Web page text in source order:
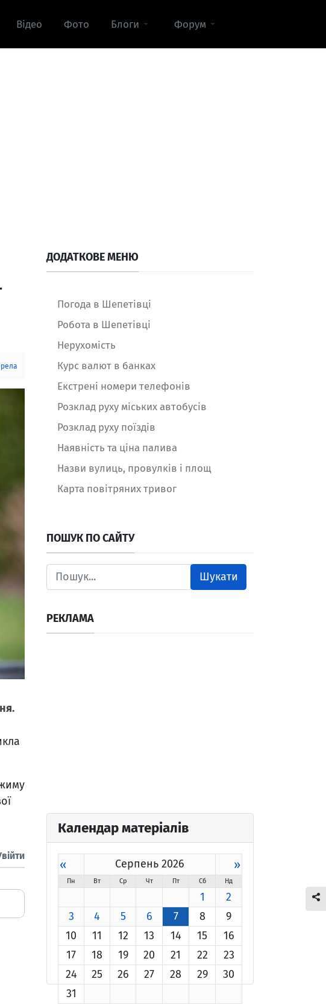
Відео Фото Блоги Форум
ДОДАТКОВЕ МЕНЮ
Погода в Шепетівці
Робота в Шепетівці
Нерухомість
Курс валют в банках
Екстрені номери телефонів
Розклад руху міських автобусів
Розклад руху поїздів
Наявність та ціна палива
Назви вулиць, провулків і площ
Карта повітряних тривог
ПОШУК ПО САЙТУ
Шукати
РЕКЛАМА
Календар матеріалів
« Серпень 2026 »
Пн Вт Ср Чт Пт Сб Нд
1
2
3
4 5 6 7 8
9
10
11 12 13 14 15
16
17
18 19 20 21 22
23
24
25 26 27 28 29
30
31